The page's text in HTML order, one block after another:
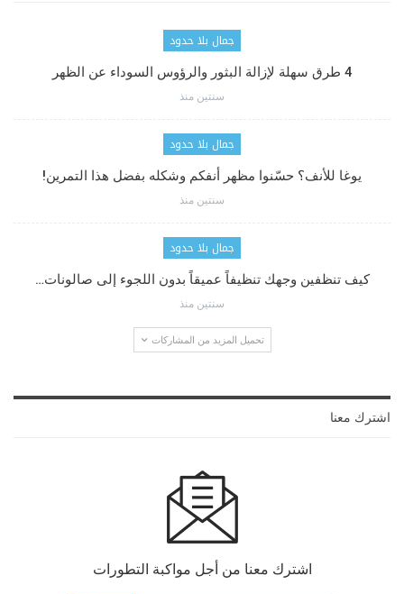
جمال بلا حدود
4 طرق سهلة لإزالة البثور والرؤوس السوداء عن الظهر
سنتين منذ
جمال بلا حدود
يوغا للأنف؟ حسّنوا مظهر أنفكم وشكله بفضل هذا التمرين!
سنتين منذ
جمال بلا حدود
كيف تنظفين وجهك تنظيفاً عميقاً بدون اللجوء إلى صالونات…
سنتين منذ
تحميل المزيد من المشاركات
اشترك معنا
اشترك معنا من أجل مواكبة التطورات